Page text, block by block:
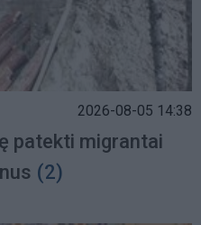
2026-08-05 14:38
patekti migrantai
(2)